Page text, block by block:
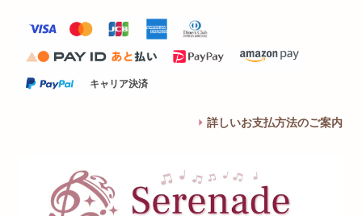
キャリア決済
詳しいお支払方法のご案内